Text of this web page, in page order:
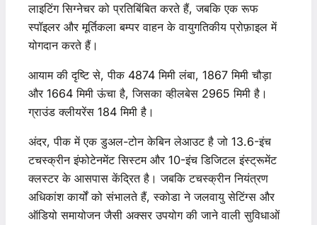
लाइटिंग सिग्नेचर को प्रतिबिंबित करते हैं, जबकि एक रूफ
स्पॉइलर और मूर्तिकला बम्पर वाहन के वायुगतिकीय प्रोफ़ाइल में
योगदान करते हैं।
आयाम की दृष्टि से, पीक 4874 मिमी लंबा, 1867 मिमी चौड़ा
और 1664 मिमी ऊंचा है, जिसका व्हीलबेस 2965 मिमी है।
ग्राउंड क्लीयरेंस 184 मिमी है।
अंदर, पीक में एक डुअल-टोन केबिन लेआउट है जो 13.6-इंच
टचस्क्रीन इंफोटेनमेंट सिस्टम और 10-इंच डिजिटल इंस्ट्रूमेंट
क्लस्टर के आसपास केंद्रित है। जबकि टचस्क्रीन नियंत्रण
अधिकांश कार्यों को संभालते हैं, स्कोडा ने जलवायु सेटिंग्स और
ऑडियो समायोजन जैसी अक्सर उपयोग की जाने वाली सुविधाओं